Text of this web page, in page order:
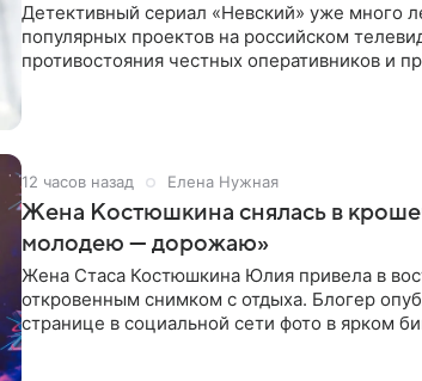
Детективный сериал «Невский» уже много
популярных проектов на российском
противостояния честных оперативников и
12 часов назад Елена Нужная
Жена Костюшкина снялась в
молодею — дорожаю»
Жена Стаса Костюшкина Юлия привела в
откровенным снимком с отдыха. Блогер
странице в социальной сети фото в ярком